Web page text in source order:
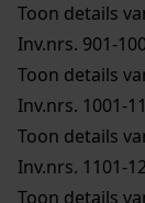
Toon details
Inv.nrs. 901-
Toon details
Inv.nrs. 1001-
Toon details
Inv.nrs. 1101-
Toon details